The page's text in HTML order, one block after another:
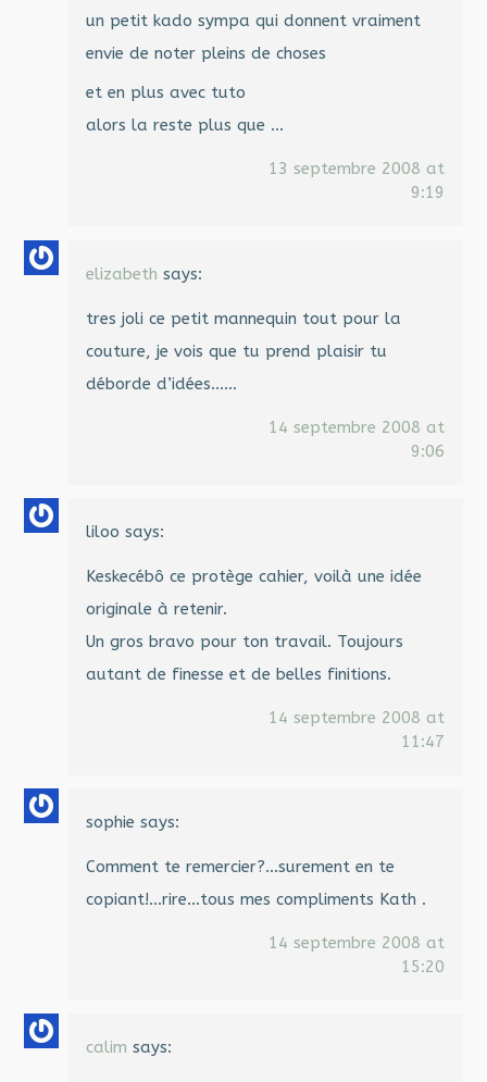
un petit kado sympa qui donnent vraiment
envie de noter pleins de choses
et en plus avec tuto
alors la reste plus que …
13 septembre 2008 at
9:19
elizabeth says:
tres joli ce petit mannequin tout pour la
couture, je vois que tu prend plaisir tu
déborde d’idées……
14 septembre 2008 at
9:06
liloo says:
Keskecébô ce protège cahier, voilà une idée
originale à retenir.
Un gros bravo pour ton travail. Toujours
autant de finesse et de belles finitions.
14 septembre 2008 at
11:47
sophie says:
Comment te remercier?…surement en te
copiant!…rire…tous mes compliments Kath .
14 septembre 2008 at
15:20
calim says: